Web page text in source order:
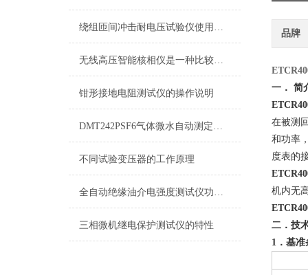
绕组匝间冲击耐电压试验仪使用说明
无线高压智能核相仪是一种比较精密的动力机械
钳形接地电阻测试仪的操作说明
DMT242PSF6气体微水自动测定仪：多领域精准适配，守护气体安全运行
不同试验变压器的工作原理
全自动绝缘油介电强度测试仪功能简介
三相微机继电保护测试仪的特性
品牌
一． 简
在被测
和功率
度表的
机内无
二．技
1 ．基